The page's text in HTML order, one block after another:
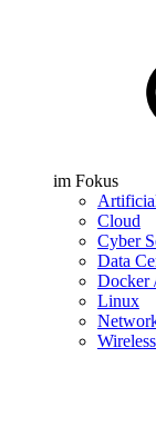
im Fokus
Cloud
Cyber
Data
Docker
Linux